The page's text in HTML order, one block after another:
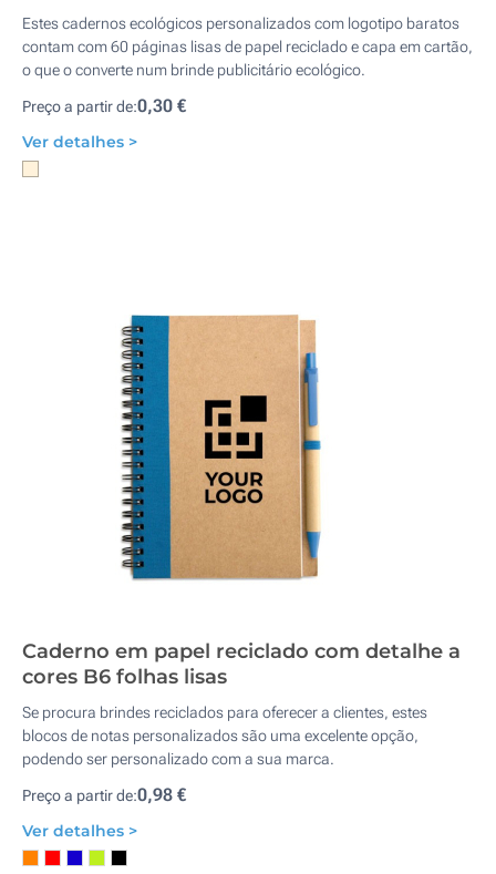
Estes cadernos ecológicos personalizados com logotipo baratos
contam com 60 páginas lisas de papel reciclado e capa em cartão,
o que o converte num brinde publicitário ecológico.
Preço a partir de:0,30 €
Ver detalhes >
Caderno em papel reciclado com detalhe a
cores B6 folhas lisas
Se procura brindes reciclados para oferecer a clientes, estes
blocos de notas personalizados são uma excelente opção,
podendo ser personalizado com a sua marca.
Preço a partir de:0,98 €
Ver detalhes >